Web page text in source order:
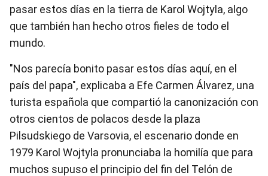
pasar estos días en la tierra de Karol Wojtyla, algo
que también han hecho otros fieles de todo el
mundo.
"Nos parecía bonito pasar estos días aquí, en el
país del papa", explicaba a Efe Carmen Álvarez, una
turista española que compartió la canonización con
otros cientos de polacos desde la plaza
Pilsudskiego de Varsovia, el escenario donde en
1979 Karol Wojtyla pronunciaba la homilía que para
muchos supuso el principio del fin del Telón de